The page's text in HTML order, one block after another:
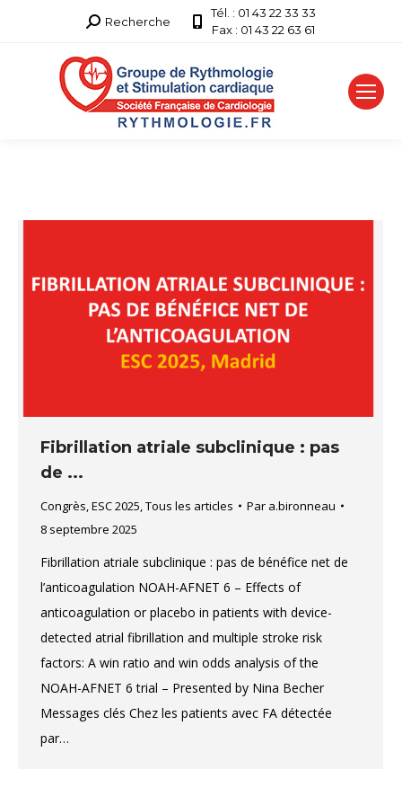
Recherche
Recherche
Tél. : 01 43 22 33 33
Fax : 01 43 22 63 61
Fibrillation atriale subclinique : pas
de ...
Congrès,ESC 2025,Tous les articles Par a.bironneau
8 septembre 2025
Fibrillation atriale subclinique : pas de bénéfice net de
l’anticoagulation NOAH-AFNET 6 – Effects of
anticoagulation or placebo in patients with device-
detected atrial fibrillation and multiple stroke risk
factors: A win ratio and win odds analysis of the
NOAH-AFNET 6 trial – Presented by Nina Becher
Messages clés Chez les patients avec FA détectée
par…